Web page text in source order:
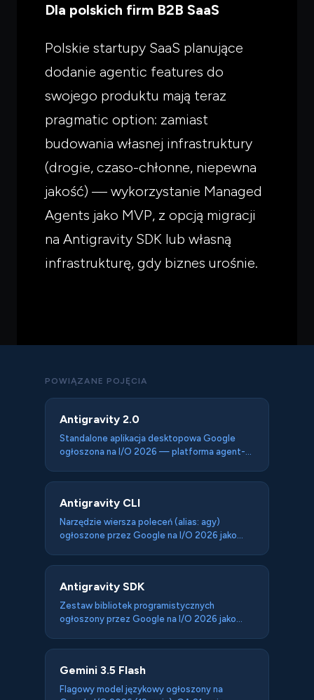
Dla polskich firm B2B SaaS
Polskie startupy SaaS planujące
dodanie agentic features do
swojego produktu mają teraz
pragmatic option: zamiast
budowania własnej infrastruktury
(drogie, czaso-chłonne, niepewna
jakość) — wykorzystanie Managed
Agents jako MVP, z opcją migracji
na Antigravity SDK lub własną
infrastrukturę, gdy biznes urośnie.
POWIĄZANE POJĘCIA
Antigravity 2.0
Standalone aplikacja desktopowa Google
ogłoszona na I/O 2026 — platforma agent-
Google AI Studio, Firebase i Androidem.
Architektoniczny zwrot Google z agentic
coding (jak Cursor) na multi-agent
Antigravity CLI
Narzędzie wiersza poleceń (alias: agy)
ogłoszone przez Google na I/O 2026 jako
czerwca 2026. Closed source z usage capami
zdefiniowanymi per tier subskrypcji.
Antigravity SDK
Zestaw bibliotek programistycznych
ogłoszony przez Google na I/O 2026 jako
infrastrukturze. Model: Google (przez API).
Runtime + dane: developer. Rozłączenie
Gemini 3.5 Flash
Flagowy model językowy ogłoszony na